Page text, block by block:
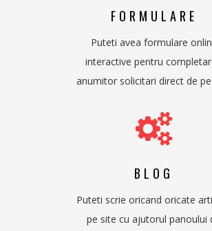
FORMULARE
Puteti avea formulare
interactive pentru
anumitor solicitari direct de
BLOG
Puteti scrie oricand oricate
pe site cu ajutorul panoului